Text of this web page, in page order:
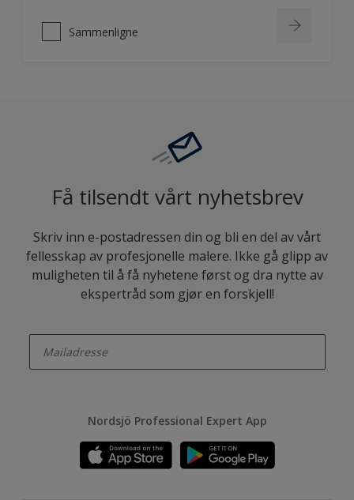
Sammenligne
Få tilsendt vårt nyhetsbrev
Skriv inn e-postadressen din og bli en del av vårt
fellesskap av profesjonelle malere. Ikke gå glipp av
muligheten til å få nyhetene først og dra nytte av
ekspertråd som gjør en forskjell!
Nordsjö Professional Expert App